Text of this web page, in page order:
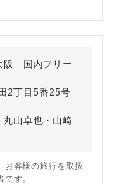
阪 国内フリー
2丁目5番25号
山卓也・山崎
お客様の旅行を取扱
す。